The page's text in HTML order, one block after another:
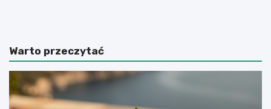
o
b
i
ć
k
z
c
z
e
r
Warto przeczytać